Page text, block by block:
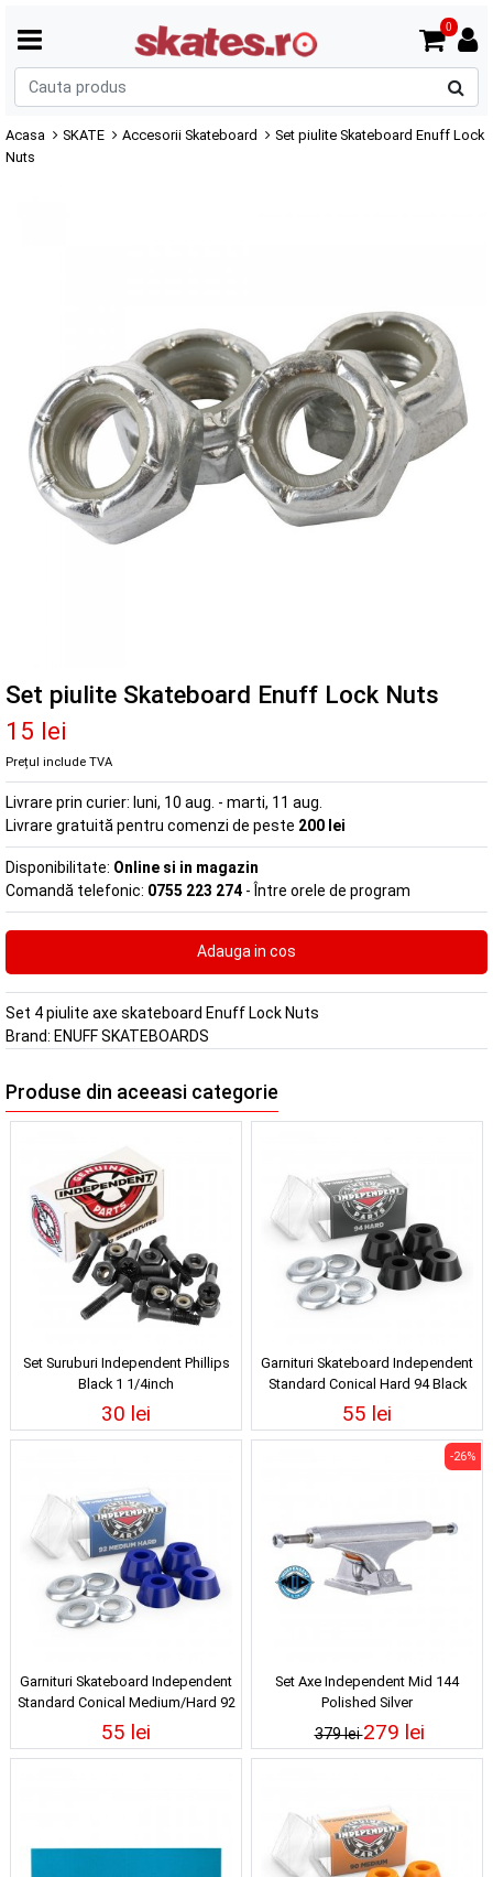
0
Acasa SKATE Accesorii Skateboard
Set piulite Skateboard Enuff Lock
Nuts
Set piulite Skateboard Enuff Lock Nuts
15 lei
Prețul include TVA
Livrare prin curier: luni, 10 aug. - marti, 11 aug.
Livrare gratuită pentru comenzi de peste 200 lei
Disponibilitate: Online si in magazin
Comandă telefonic: 0755 223 274 - Între orele de program
Set 4 piulite axe skateboard Enuff Lock Nuts
Brand: ENUFF SKATEBOARDS
Produse din aceeasi categorie
Set Suruburi Independent Phillips
Black 1 1/4inch
30 lei
Garnituri Skateboard Independent
Standard Conical Hard 94 Black
55 lei
Garnituri Skateboard Independent
Standard Conical Medium/Hard 92
Blue
55 lei
Set Axe Independent Mid 144
Polished Silver
379 lei
-26%
279 lei